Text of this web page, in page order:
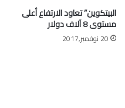
البيتكوين” تعاود الارتفاع أعلى
مستوى 8 آلاف دولار
20 نوفمبر,2017